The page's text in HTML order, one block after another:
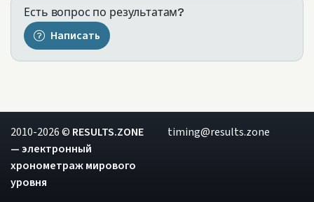
Есть вопрос по результатам?
Написать
2010-2026 © RESULTS.ZONE
— электронный
хронометраж мирового
уровня
timing@results.zone